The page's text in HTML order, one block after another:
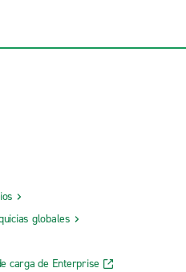
globales
carga de Enterprise